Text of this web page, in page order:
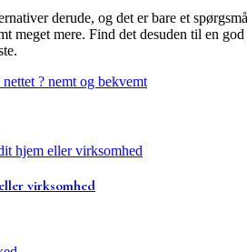
derude, og det er bare et
meget mere. Find det desuden til en
? nemt og bekvemt
virksomhed